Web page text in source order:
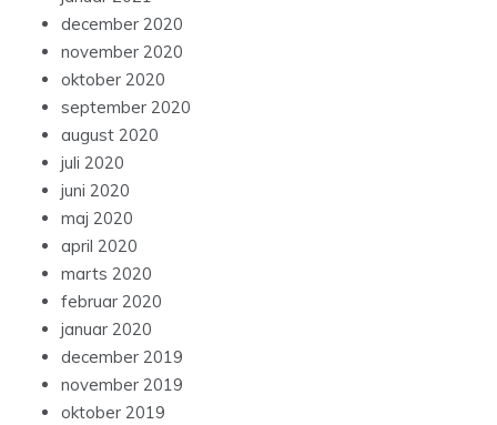
december 2020
november 2020
oktober 2020
september 2020
august 2020
juli 2020
juni 2020
maj 2020
april 2020
marts 2020
februar 2020
januar 2020
december 2019
november 2019
oktober 2019